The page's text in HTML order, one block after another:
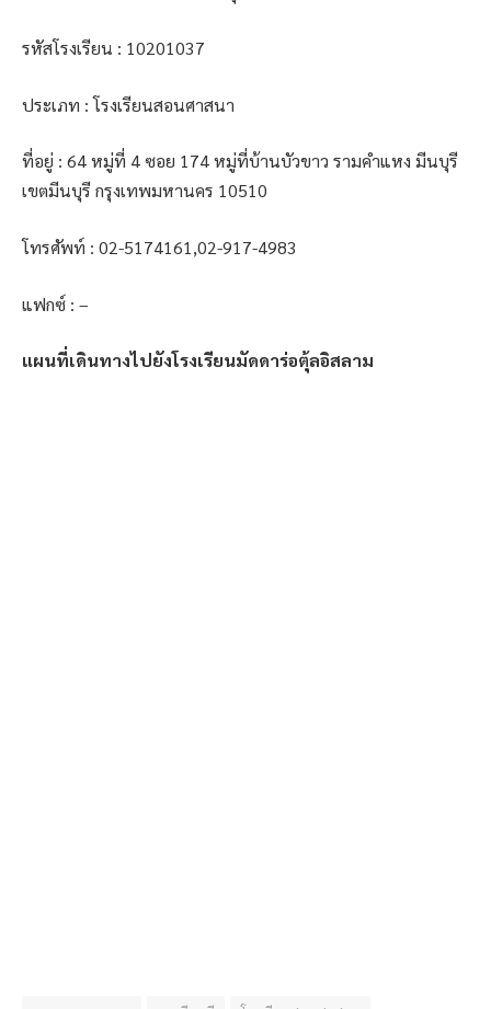
รหัสโรงเรียน : 10201037
ประเภท : โรงเรียนสอนศาสนา
ที่อยู่ : 64 หมู่ที่ 4 ซอย 174 หมู่ที่บ้านบัวขาว รามคำแหง มีนบุรี
เขตมีนบุรี กรุงเทพมหานคร 10510
โทรศัพท์ : 02-5174161,02-917-4983
แฟกซ์ : –
แผนที่เดินทางไปยังโรงเรียนมัดดาร่อตุ้ลอิสลาม